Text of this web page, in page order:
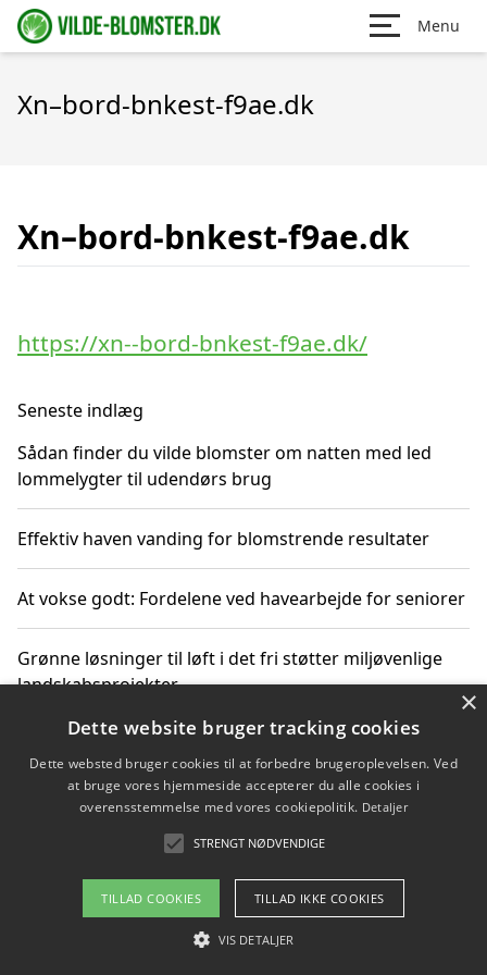
Menu
Xn–bord-bnkest-f9ae.dk
Xn–bord-bnkest-f9ae.dk
https://xn--bord-bnkest-f9ae.dk/
Seneste indlæg
Sådan finder du vilde blomster om natten med led
lommelygter til udendørs brug
Effektiv haven vanding for blomstrende resultater
At vokse godt: Fordelene ved havearbejde for seniorer
Grønne løsninger til løft i det fri støtter miljøvenlige
landskabsprojekter
Gør haven til et frirum for familien og naturen
Copyright 2026 - Pilanto Aps
Om / kontakt
Blog Betingelser
×
Dette website bruger tracking cookies
Dette websted bruger cookies til at forbedre brugeroplevelsen. Ved
at bruge vores hjemmeside accepterer du alle cookies i
overensstemmelse med vores cookiepolitik. Detaljer
STRENGT NØDVENDIGE
TILLAD COOKIES TILLAD IKKE COOKIES
VIS DETALJER